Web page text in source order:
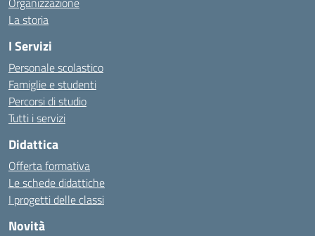
La storia
I Servizi
Personale scolastico
Famiglie e studenti
Percorsi di studio
Tutti i servizi
Didattica
Offerta formativa
Le schede didattiche
I progetti delle classi
Novità